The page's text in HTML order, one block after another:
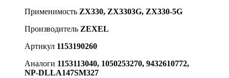
Применимость ZX330, ZX3303G, ZX330-5G
Производитель ZEXEL
Артикул 1153190260
Аналоги 1153113040, 1050253270, 9432610772,
NP-DLLA147SM327